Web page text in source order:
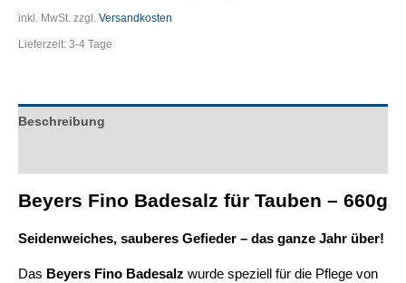
inkl. MwSt. zzgl. Versandkosten
Lieferzeit: 3-4 Tage
Beschreibung
Beyers Fino Badesalz für Tauben – 660g
Seidenweiches, sauberes Gefieder – das ganze Jahr über!
Das Beyers Fino Badesalz wurde speziell für die Pflege von